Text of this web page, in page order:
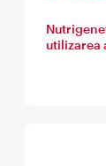
utilizarea